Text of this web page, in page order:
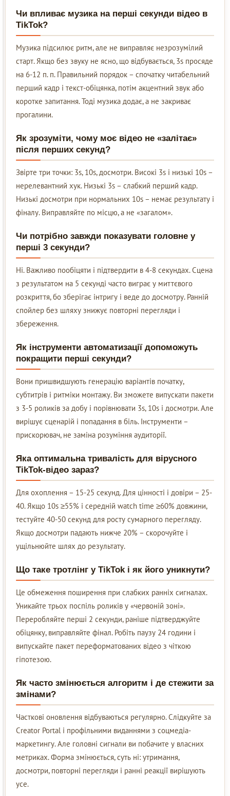
Чи впливає музика на перші секунди відео в
TikTok?
Музика підсилює ритм, але не виправляє незрозумілий
старт. Якщо без звуку не ясно, що відбувається, 3s просяде
на 6-12 п. п. Правильний порядок – спочатку читабельний
перший кадр і текст-обіцянка, потім акцентний звук або
коротке запитання. Тоді музика додає, а не закриває
прогалини.
Як зрозуміти, чому моє відео не «залітає»
після перших секунд?
Звірте три точки: 3s, 10s, досмотри. Високі 3s і низькі 10s –
нерелевантний хук. Низькі 3s – слабкий перший кадр.
Низькі досмотри при нормальних 10s – немає результату і
фіналу. Виправляйте по місцю, а не «загалом».
Чи потрібно завжди показувати головне у
перші 3 секунди?
Ні. Важливо пообіцяти і підтвердити в 4-8 секундах. Сцена
з результатом на 5 секунді часто виграє у миттєвого
розкриття, бо зберігає інтригу і веде до досмотру. Ранній
спойлер без шляху знижує повторні перегляди і
збереження.
Як інструменти автоматизації допоможуть
покращити перші секунди?
Вони пришвидшують генерацію варіантів початку,
субтитрів і ритміки монтажу. Ви зможете випускати пакети
з 3-5 роликів за добу і порівнювати 3s, 10s і досмотри. Але
вирішує сценарій і попадання в біль. Інструменти –
прискорювач, не заміна розуміння аудиторії.
Яка оптимальна тривалість для вірусного
TikTok-відео зараз?
Для охоплення – 15-25 секунд. Для цінності і довіри – 25-
40. Якщо 10s ≥55% і середній watch time ≥60% довжини,
тестуйте 40-50 секунд для росту сумарного перегляду.
Якщо досмотри падають нижче 20% – скорочуйте і
ущільнюйте шлях до результату.
Що таке тротлінг у TikTok і як його уникнути?
Це обмеження поширення при слабких ранніх сигналах.
Уникайте трьох поспіль роликів у «червоній зоні».
Переробляйте перші 2 секунди, раніше підтверджуйте
обіцянку, виправляйте фінал. Робіть паузу 24 години і
випускайте пакет переформатованих відео з чіткою
гіпотезою.
Як часто змінюється алгоритм і де стежити за
змінами?
Часткові оновлення відбуваються регулярно. Слідкуйте за
Creator Portal і профільними виданнями з соцмедіа-
маркетингу. Але головні сигнали ви побачите у власних
метриках. Форма змінюється, суть ні: утримання,
досмотри, повторні перегляди і ранні реакції вирішують
усе.